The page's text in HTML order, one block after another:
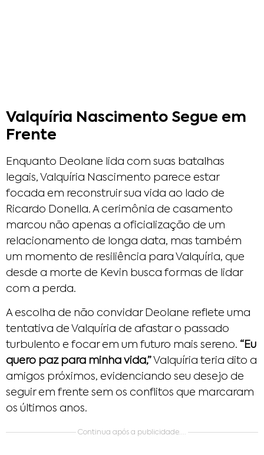
Valquíria Nascimento Segue em
Frente
Enquanto Deolane lida com suas batalhas
legais, Valquíria Nascimento parece estar
focada em reconstruir sua vida ao lado de
Ricardo Donella. A cerimônia de casamento
marcou não apenas a oficialização de um
relacionamento de longa data, mas também
um momento de resiliência para Valquíria, que
desde a morte de Kevin busca formas de lidar
com a perda.
A escolha de não convidar Deolane reflete uma
tentativa de Valquíria de afastar o passado
turbulento e focar em um futuro mais sereno. “Eu
quero paz para minha vida,” Valquíria teria dito a
amigos próximos, evidenciando seu desejo de
seguir em frente sem os conflitos que marcaram
os últimos anos.
Continua após a publicidade....